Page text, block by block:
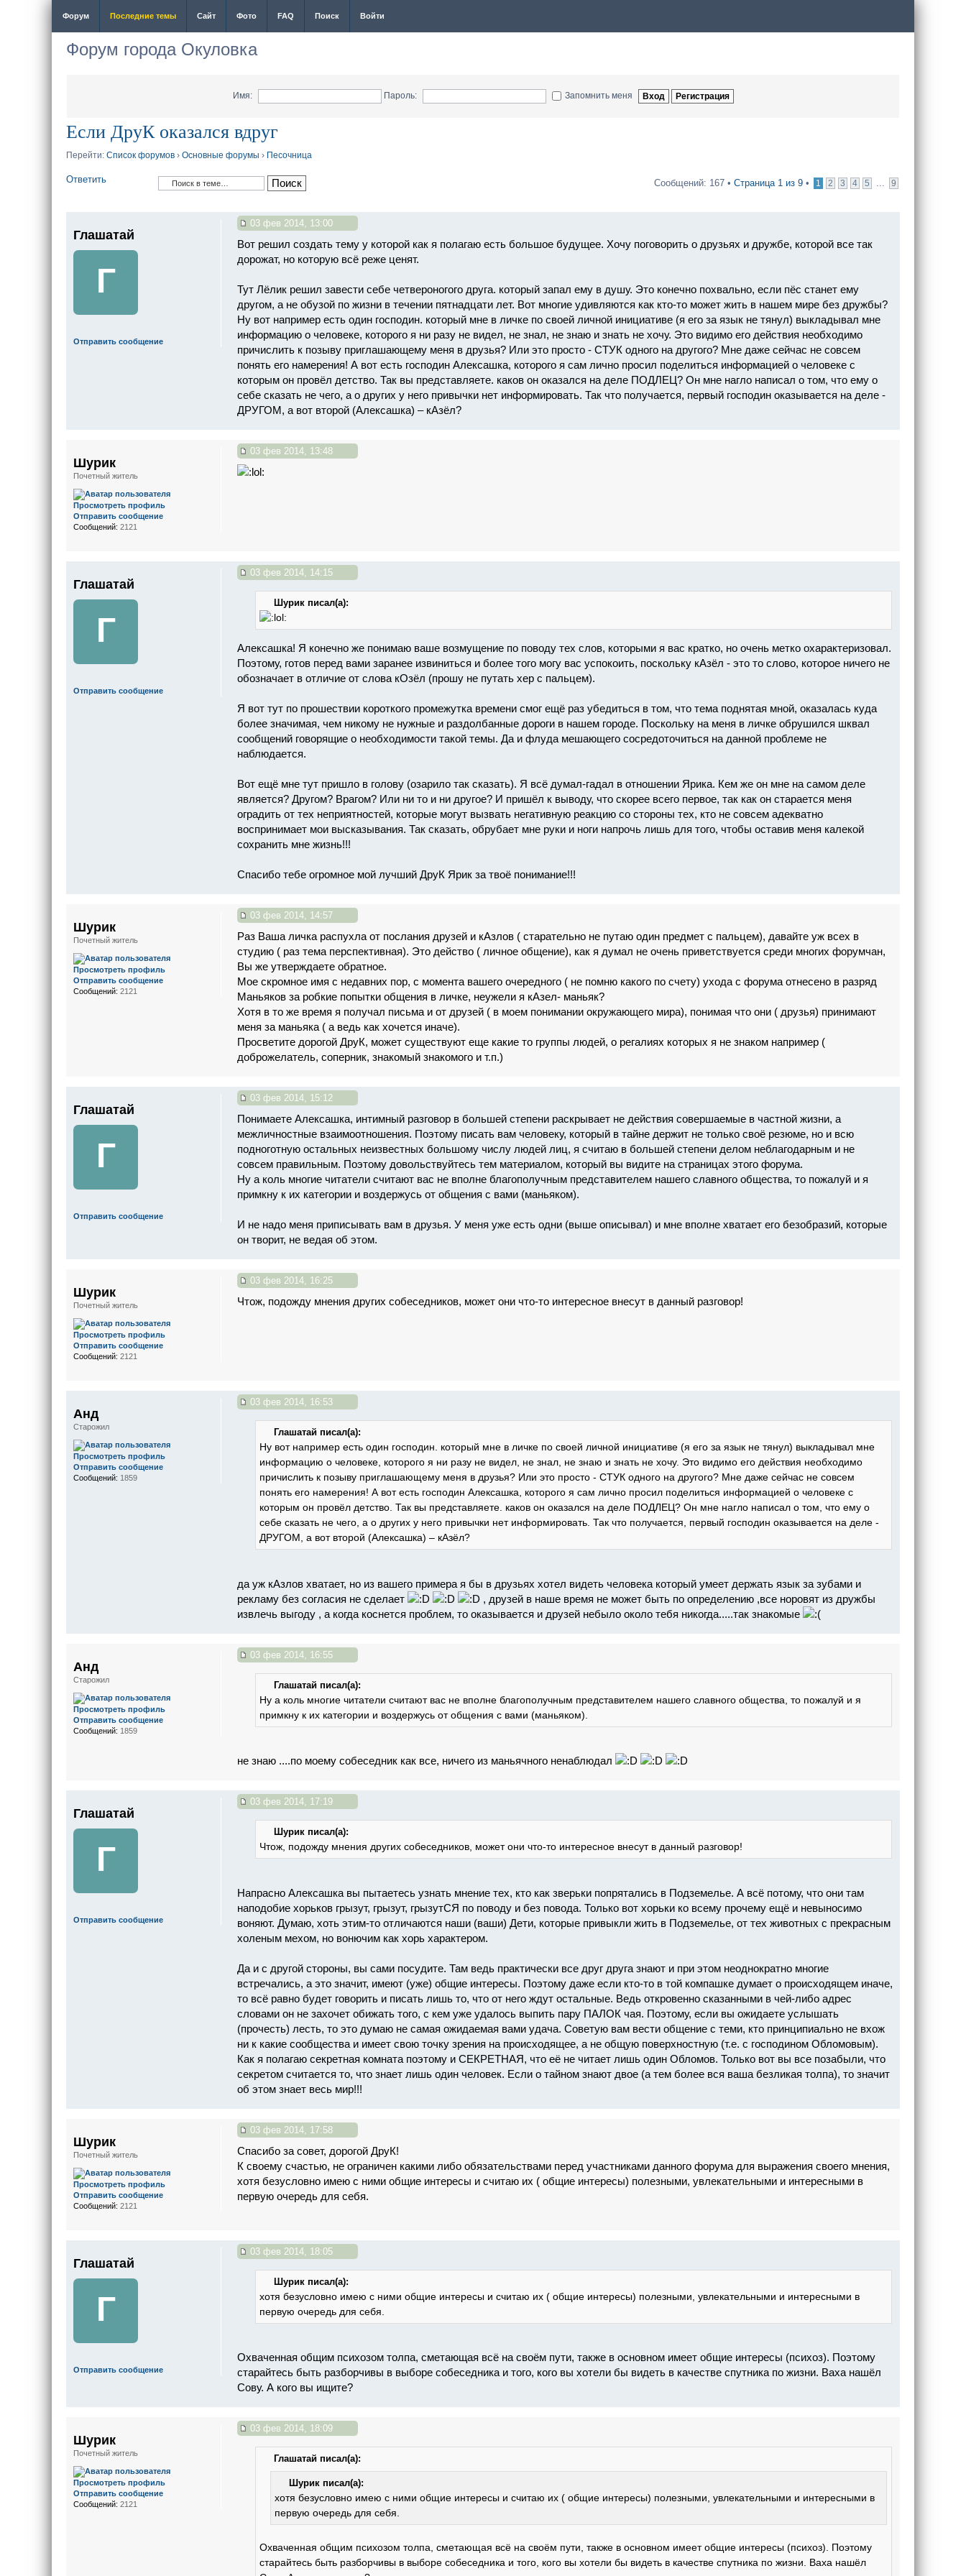
Форум Последние темы Сайт Фото FAQ Поиск Войти
Форум города Окуловка
Имя: Пароль: Запомнить меня
Если ДруК оказался вдруг
Перейти: Список форумов › Основные форумы › Песочница
Ответить Сообщений: 167 • Страница 1 из 9 • 1 2 3 4 5 ... 9
03 фев 2014, 13:00
Вот решил создать тему у которой как я полагаю есть большое будущее. Хочу поговорить о друзьях и дружбе, которой все так
дорожат, но которую всё реже ценят.
Тут Лёлик решил завести себе четвероногого друга. который запал ему в душу. Это конечно похвально, если пёс станет ему
другом, а не обузой по жизни в течении пятнадцати лет. Вот многие удивляются как кто-то может жить в нашем мире без дружбы?
Ну вот например есть один господин. который мне в личке по своей личной инициативе (я его за язык не тянул) выкладывал мне
информацию о человеке, которого я ни разу не видел, не знал, не знаю и знать не хочу. Это видимо его действия необходимо
причислить к позыву приглашающему меня в друзья? Или это просто - СТУК одного на другого? Мне даже сейчас не совсем
понять его намерения! А вот есть господин Алексашка, которого я сам лично просил поделиться информацией о человеке с
которым он провёл детство. Так вы представляете. каков он оказался на деле ПОДЛЕЦ? Он мне нагло написал о том, что ему о
себе сказать не чего, а о других у него привычки нет информировать. Так что получается, первый господин оказывается на деле -
ДРУГОМ, а вот второй (Алексашка) – кАзёл?
Глашатай
Г
Отправить сообщение
03 фев 2014, 13:48
Шурик
Почетный житель
Просмотреть профиль
Отправить сообщение
Сообщений: 2121
03 фев 2014, 14:15
Шурик писал(а):
Алексашка! Я конечно же понимаю ваше возмущение по поводу тех слов, которыми я вас кратко, но очень метко охарактеризовал.
Поэтому, готов перед вами заранее извиниться и более того могу вас успокоить, поскольку кАзёл - это то слово, которое ничего не
обозначает в отличие от слова кОзёл (прошу не путать хер с пальцем).
Я вот тут по прошествии короткого промежутка времени смог ещё раз убедиться в том, что тема поднятая мной, оказалась куда
более значимая, чем никому не нужные и раздолбанные дороги в нашем городе. Поскольку на меня в личке обрушился шквал
сообщений говорящие о необходимости такой темы. Да и флуда мешающего сосредоточиться на данной проблеме не
наблюдается.
Вот ещё мне тут пришло в голову (озарило так сказать). Я всё думал-гадал в отношении Ярика. Кем же он мне на самом деле
является? Другом? Врагом? Или ни то и ни другое? И пришёл к выводу, что скорее всего первое, так как он старается меня
оградить от тех неприятностей, которые могут вызвать негативную реакцию со стороны тех, кто не совсем адекватно
воспринимает мои высказывания. Так сказать, обрубает мне руки и ноги напрочь лишь для того, чтобы оставив меня калекой
сохранить мне жизнь!!!
Спасибо тебе огромное мой лучший ДруК Ярик за твоё понимание!!!
Глашатай
Г
Отправить сообщение
03 фев 2014, 14:57
Раз Ваша личка распухла от послания друзей и кАзлов ( старательно не путаю один предмет с пальцем), давайте уж всех в
студию ( раз тема перспективная). Это действо ( личное общение), как я думал не очень приветствуется среди многих форумчан,
Вы же утверждаете обратное.
Мое скромное имя с недавних пор, с момента вашего очередного ( не помню какого по счету) ухода с форума отнесено в разряд
Маньяков за робкие попытки общения в личке, неужели я кАзел- маньяк?
Хотя в то же время я получал письма и от друзей ( в моем понимании окружающего мира), понимая что они ( друзья) принимают
меня за маньяка ( а ведь как хочется иначе).
Просветите дорогой ДруК, может существуют еще какие то группы людей, о регалиях которых я не знаком например (
доброжелатель, соперник, знакомый знакомого и т.п.)
Шурик
Почетный житель
Просмотреть профиль
Отправить сообщение
Сообщений: 2121
03 фев 2014, 15:12
Понимаете Алексашка, интимный разговор в большей степени раскрывает не действия совершаемые в частной жизни, а
межличностные взаимоотношения. Поэтому писать вам человеку, который в тайне держит не только своё резюме, но и всю
подноготную остальных неизвестных большому числу людей лиц, я считаю в большей степени делом неблагодарным и не
совсем правильным. Поэтому довольствуйтесь тем материалом, который вы видите на страницах этого форума.
Ну а коль многие читатели считают вас не вполне благополучным представителем нашего славного общества, то пожалуй и я
примкну к их категории и воздержусь от общения с вами (маньяком).
И не надо меня приписывать вам в друзья. У меня уже есть одни (выше описывал) и мне вполне хватает его безобразий, которые
он творит, не ведая об этом.
Глашатай
Г
Отправить сообщение
03 фев 2014, 16:25
Чтож, подожду мнения других собеседников, может они что-то интересное внесут в данный разговор!
Шурик
Почетный житель
Просмотреть профиль
Отправить сообщение
Сообщений: 2121
03 фев 2014, 16:53
Глашатай писал(а):
Ну вот например есть один господин. который мне в личке по своей личной инициативе (я его за язык не тянул) выкладывал мне
информацию о человеке, которого я ни разу не видел, не знал, не знаю и знать не хочу. Это видимо его действия необходимо
причислить к позыву приглашающему меня в друзья? Или это просто - СТУК одного на другого? Мне даже сейчас не совсем
понять его намерения! А вот есть господин Алексашка, которого я сам лично просил поделиться информацией о человеке с
которым он провёл детство. Так вы представляете. каков он оказался на деле ПОДЛЕЦ? Он мне нагло написал о том, что ему о
себе сказать не чего, а о других у него привычки нет информировать. Так что получается, первый господин оказывается на деле -
ДРУГОМ, а вот второй (Алексашка) – кАзёл?
да уж кАзлов хватает, но из вашего примера я бы в друзьях хотел видеть человека который умеет держать язык за зубами и
рекламу без согласия не сделает
, друзей в наше время не может быть по определению ,все норовят из дружбы
извлечь выгоду , а когда коснется проблем, то оказывается и друзей небыло около тебя никогда.....так знакомые
Анд
Старожил
Просмотреть профиль
Отправить сообщение
Сообщений: 1859
03 фев 2014, 16:55
Глашатай писал(а):
Ну а коль многие читатели считают вас не вполне благополучным представителем нашего славного общества, то пожалуй и я
примкну к их категории и воздержусь от общения с вами (маньяком).
не знаю ....по моему собеседник как все, ничего из маньячного ненаблюдал
Анд
Старожил
Просмотреть профиль
Отправить сообщение
Сообщений: 1859
03 фев 2014, 17:19
Шурик писал(а):
Чтож, подожду мнения других собеседников, может они что-то интересное внесут в данный разговор!
Напрасно Алексашка вы пытаетесь узнать мнение тех, кто как зверьки попрятались в Подземелье. А всё потому, что они там
наподобие хорьков грызут, грызут, грызутСЯ по поводу и без повода. Только вот хорьки ко всему прочему ещё и невыносимо
воняют. Думаю, хоть этим-то отличаются наши (ваши) Дети, которые привыкли жить в Подземелье, от тех животных с прекрасным
холеным мехом, но вонючим как хорь характером.
Да и с другой стороны, вы сами посудите. Там ведь практически все друг друга знают и при этом неоднократно многие
встречались, а это значит, имеют (уже) общие интересы. Поэтому даже если кто-то в той компашке думает о происходящем иначе,
то всё равно будет говорить и писать лишь то, что от него ждут остальные. Ведь откровенно сказанными в чей-либо адрес
словами он не захочет обижать того, с кем уже удалось выпить пару ПАЛОК чая. Поэтому, если вы ожидаете услышать
(прочесть) лесть, то это думаю не самая ожидаемая вами удача. Советую вам вести общение с теми, кто принципиально не вхож
ни к какие сообщества и имеет свою точку зрения на происходящее, а не общую поверхностную (т.е. с господином Обломовым).
Как я полагаю секретная комната поэтому и СЕКРЕТНАЯ, что её не читает лишь один Обломов. Только вот вы все позабыли, что
секретом считается то, что знает лишь один человек. Если о тайном знают двое (а тем более вся ваша безликая толпа), то значит
об этом знает весь мир!!!
Глашатай
Г
Отправить сообщение
03 фев 2014, 17:58
Спасибо за совет, дорогой ДруК!
К своему счастью, не ограничен какими либо обязательствами перед участниками данного форума для выражения своего мнения,
хотя безусловно имею с ними общие интересы и считаю их ( общие интересы) полезными, увлекательными и интересными в
первую очередь для себя.
Шурик
Почетный житель
Просмотреть профиль
Отправить сообщение
Сообщений: 2121
03 фев 2014, 18:05
Шурик писал(а):
хотя безусловно имею с ними общие интересы и считаю их ( общие интересы) полезными, увлекательными и интересными в
первую очередь для себя.
Охваченная общим психозом толпа, сметающая всё на своём пути, также в основном имеет общие интересы (психоз). Поэтому
старайтесь быть разборчивы в выборе собеседника и того, кого вы хотели бы видеть в качестве спутника по жизни. Ваха нашёл
Сову. А кого вы ищите?
Глашатай
Г
Отправить сообщение
03 фев 2014, 18:09
Глашатай писал(а):
Шурик писал(а):
хотя безусловно имею с ними общие интересы и считаю их ( общие интересы) полезными, увлекательными и интересными в
первую очередь для себя.
Охваченная общим психозом толпа, сметающая всё на своём пути, также в основном имеет общие интересы (психоз). Поэтому
старайтесь быть разборчивы в выборе собеседника и того, кого вы хотели бы видеть в качестве спутника по жизни. Ваха нашёл
Шурик
Почетный житель
Просмотреть профиль
Отправить сообщение
Сообщений: 2121